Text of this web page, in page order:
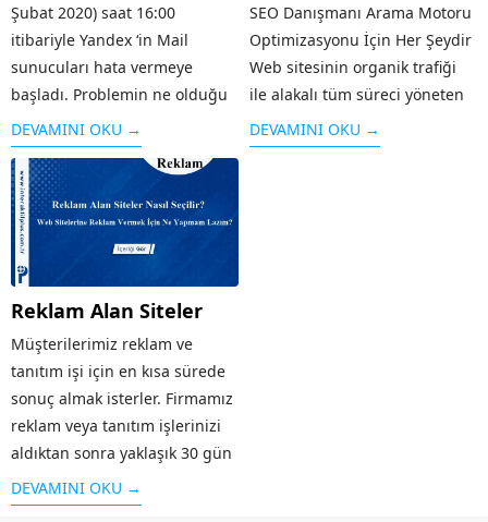
Şubat 2020) saat 16:00
itibariyle Yandex ‘in Mail
sunucuları hata vermeye
başladı. Problemin ne olduğu
henüz tam olarak bilinmiyor.
İstemci tarafında Internal
Error, browser tarafında
da Backend timeout hatası
alınıyor. Konu hakkında
yandex...
DEVAMINI OKU →
SEO Danışmanı Arama Motoru
Optimizasyonu İçin Her Şeydir
Web sitesinin organik trafiği
ile alakalı tüm süreci yöneten
ve arama motoru
optimizasyonu için çalışan
DEVAMINI OKU →
Reklam Alan Siteler
Müşterilerimiz reklam ve
tanıtım işi için en kısa sürede
sonuç almak isterler. Firmamız
reklam veya tanıtım işlerinizi
aldıktan sonra yaklaşık 30 gün
içinde sizlere olumlu geri
dönüşler ve analizler
DEVAMINI OKU →